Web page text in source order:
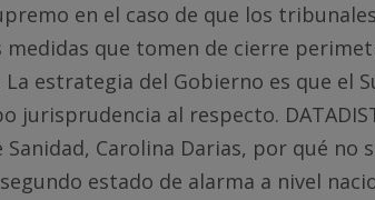
en el caso de que los
medidas que tomen de cierre
La estrategia del Gobierno es que el
jurisprudencia al respecto.
Carolina Darias, por qué no
estado de alarma a nivel